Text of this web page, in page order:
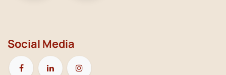
Social Media